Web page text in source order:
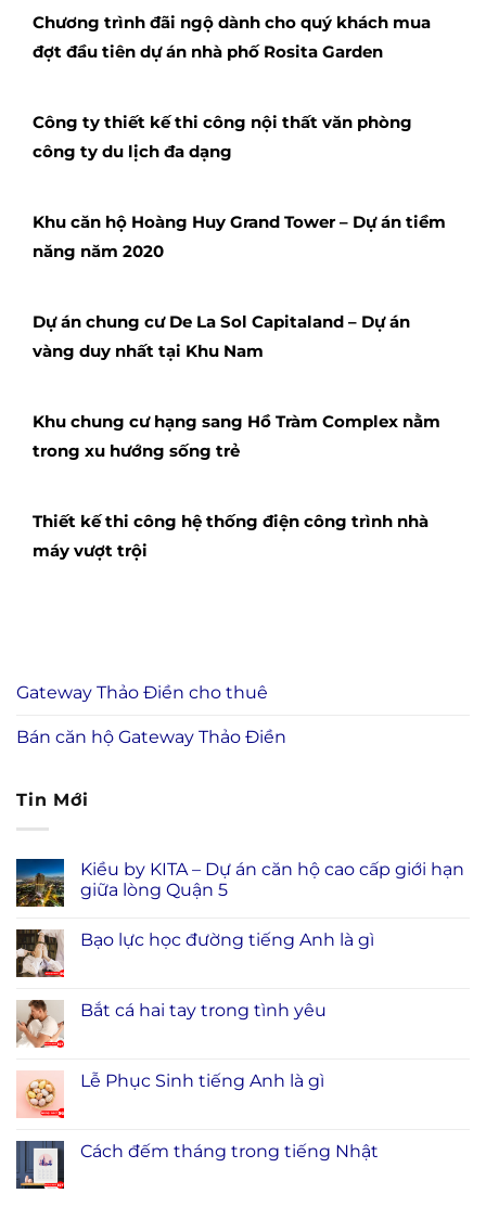
Chương trình đãi ngộ dành cho quý khách mua
đợt đầu tiên dự án nhà phố Rosita Garden
Công ty thiết kế thi công nội thất văn phòng
công ty du lịch đa dạng
Khu căn hộ Hoàng Huy Grand Tower – Dự án tiềm
năng năm 2020
Dự án chung cư De La Sol Capitaland – Dự án
vàng duy nhất tại Khu Nam
Khu chung cư hạng sang Hồ Tràm Complex nằm
trong xu hướng sống trẻ
Thiết kế thi công hệ thống điện công trình nhà
máy vượt trội
Gateway Thảo Điền cho thuê
Bán căn hộ Gateway Thảo Điền
Tin Mới
Kiều by KITA – Dự án căn hộ cao cấp giới hạn
giữa lòng Quận 5
Bạo lực học đường tiếng Anh là gì
Bắt cá hai tay trong tình yêu
Lễ Phục Sinh tiếng Anh là gì
Cách đếm tháng trong tiếng Nhật